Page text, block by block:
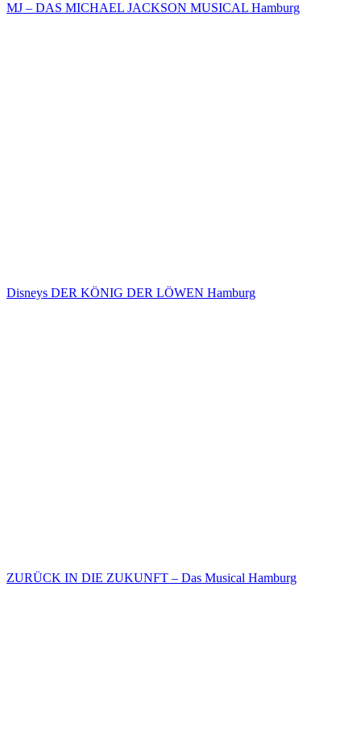
MJ – DAS MICHAEL JACKSON MUSICAL Hamburg
Disneys DER KÖNIG DER LÖWEN Hamburg
ZURÜCK IN DIE ZUKUNFT – Das Musical Hamburg